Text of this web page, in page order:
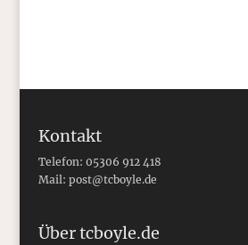
Kontakt
Telefon: 05306 912 418
Mail: post@tcboyle.de
Über tcboyle.de